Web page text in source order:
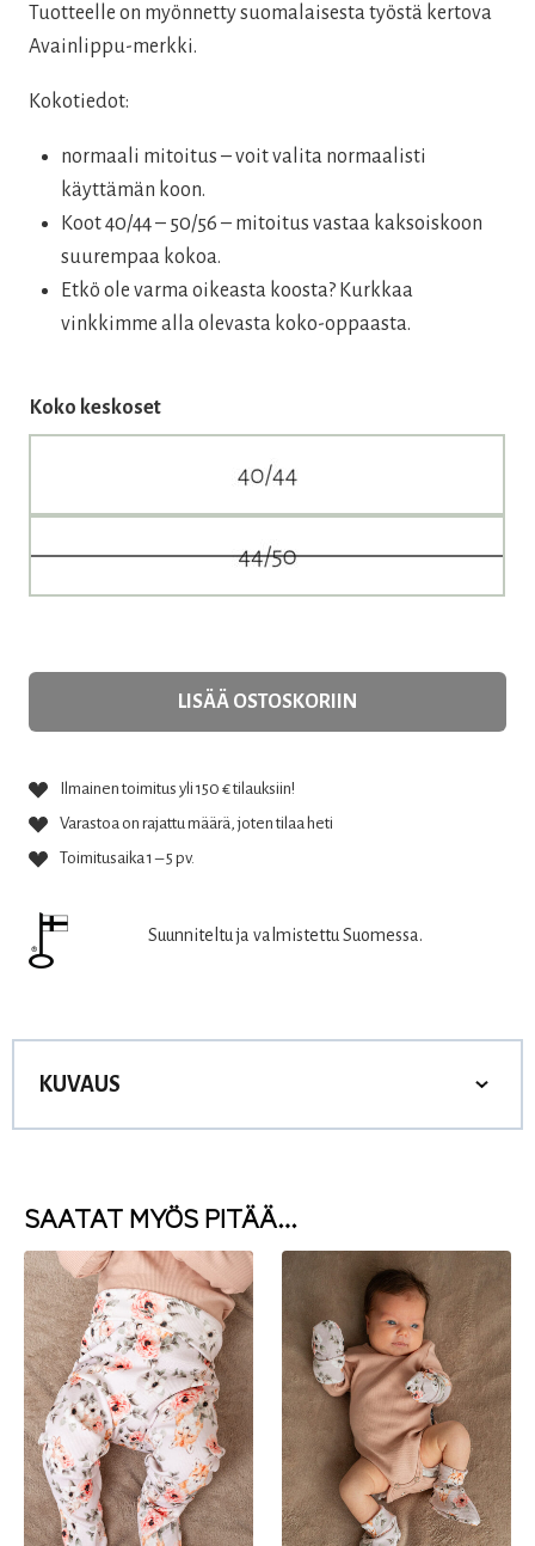
Tuotteelle on myönnetty suomalaisesta työstä kertova
Avainlippu-merkki.
Kokotiedot:
normaali mitoitus – voit valita normaalisti
käyttämän koon.
Koot 40/44 – 50/56 – mitoitus vastaa kaksoiskoon
suurempaa kokoa.
Etkö ole varma oikeasta koosta? Kurkkaa
vinkkimme alla olevasta koko-oppaasta.
Koko keskoset
LISÄÄ OSTOSKORIIN
Ilmainen toimitus yli 150 € tilauksiin!
Varastoa on rajattu määrä, joten tilaa heti
Toimitusaika 1 – 5 pv.
Suunniteltu ja valmistettu Suomessa.
KUVAUS
SAATAT MYÖS PITÄÄ…